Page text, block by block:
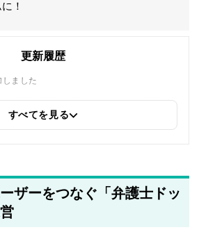
！
更新履歴
ました
た
すべてを見る
ザーをつなぐ「弁護士ドッ